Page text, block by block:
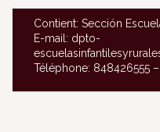
Contient: Sección
E-mail: dpto-
Téléphone: 848426555